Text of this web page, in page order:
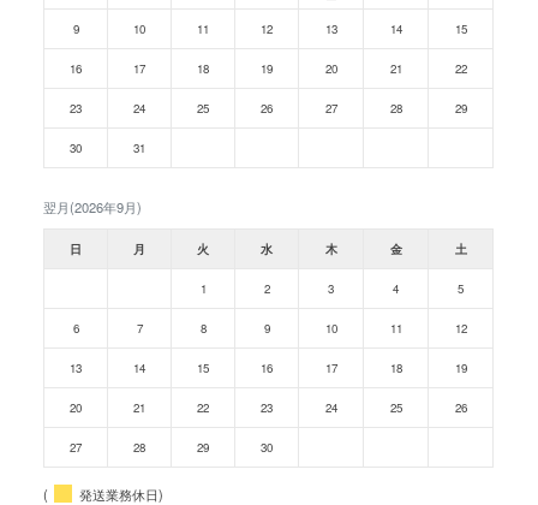
9 10 11 12 13 14 15
16 17 18 19 20 21 22
23 24 25 26 27 28 29
30 31
翌月(2026年9月)
日 月 火 水 木 金 土
1 2 3 4 5
6 7 8 9 10 11 12
13 14 15 16 17 18 19
20 21 22 23 24 25 26
27 28 29 30
( 発送業務休日)